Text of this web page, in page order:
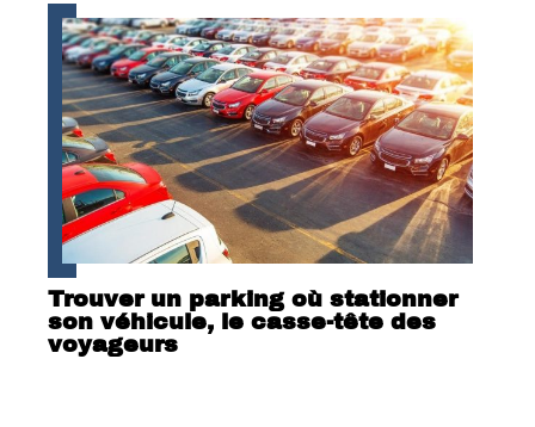
Trouver un parking où stationner
son véhicule, le casse-tête des
voyageurs